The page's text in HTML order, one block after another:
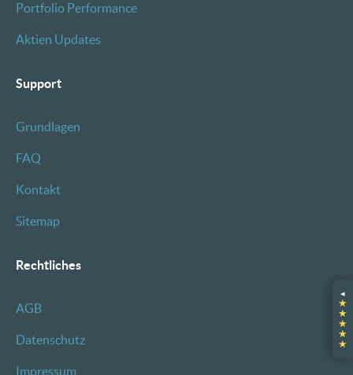
◂
★
★
★
★
★
Portfolio Performance
Aktien Updates
Support
Grundlagen
FAQ
Kontakt
Sitemap
Rechtliches
AGB
Datenschutz
Impressum